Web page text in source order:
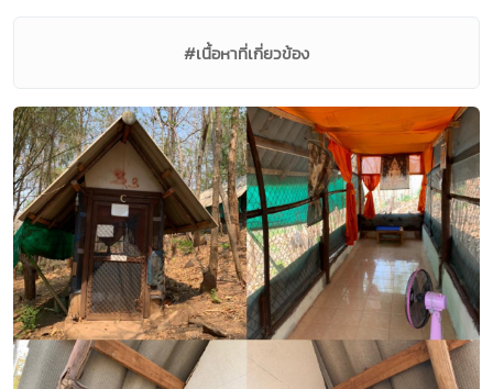
#เนื้อหาที่เกี่ยวข้อง